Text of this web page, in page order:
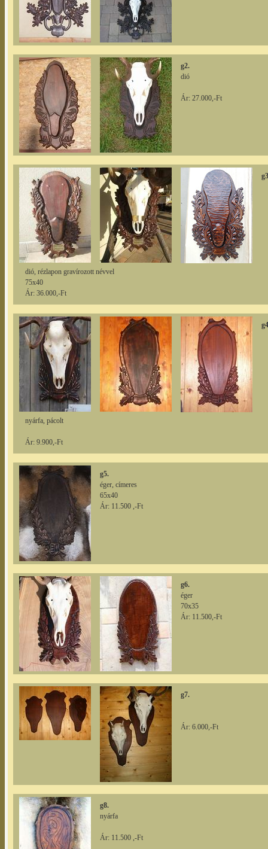
g2.
dió
Ár: 27.000,-Ft
dió, rézlapon gravírozott névvel
75x40
Ár: 36.000,-Ft
nyárfa, pácolt
Ár: 9.900,-Ft
g5.
éger, címeres
65x40
Ár: 11.500 ,-Ft
g6.
éger
70x35
Ár: 11.500,-Ft
g7.
Ár: 6.000,-Ft
g8.
nyárfa
Ár: 11.500 ,-Ft